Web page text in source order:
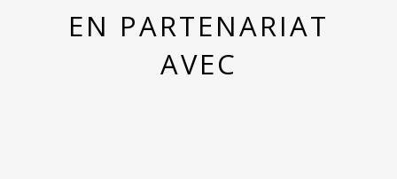
EN PARTENARIAT
AVEC